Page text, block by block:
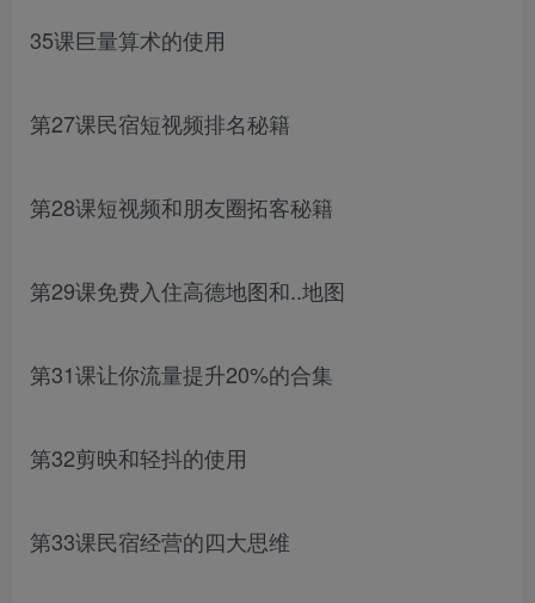
35课巨量算术的使用
第27课民宿短视频排名秘籍
第28课短视频和朋友圈拓客秘籍
第29课免费入住高德地图和..地图
第31课让你流量提升20%的合集
第32剪映和轻抖的使用
第33课民宿经营的四大思维